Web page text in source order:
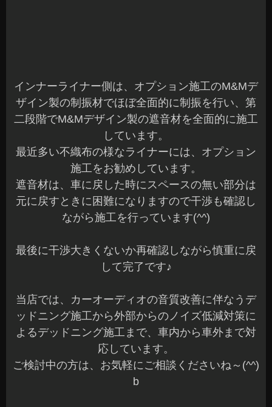
インナーライナー側は、オプション施工のM&Mデ
ザイン製の制振材でほぼ全面的に制振を行い、第
二段階でM&Mデザイン製の遮音材を全面的に施工
しています。
最近多い不織布の様なライナーには、オプション
施工をお勧めしています。
遮音材は、車に戻した時にスペースの無い部分は
元に戻すときに困難になりますので干渉も確認し
ながら施工を行っています(^^)
最後に干渉大きくないか再確認しながら慎重に戻
して完了です♪
当店では、カーオーディオの音質改善に伴なうデ
ッドニング施工から外部からのノイズ低減対策に
よるデッドニング施工まで、車内から車外まで対
応しています。
ご検討中の方は、お気軽にご相談くださいね～(^^)
b